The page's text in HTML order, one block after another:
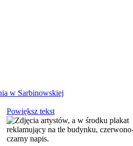
w Sarbinowskiej
Powiększ tekst